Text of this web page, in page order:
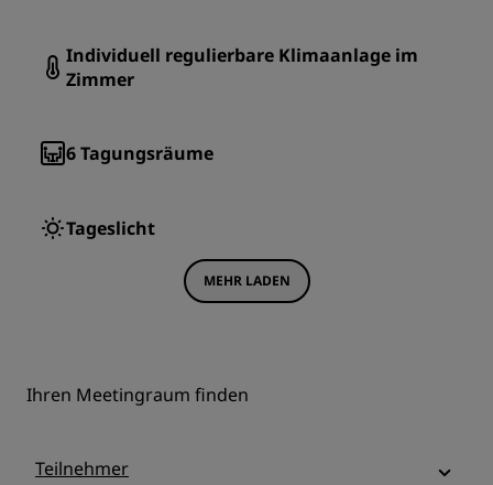
Individuell regulierbare Klimaanlage im
Zimmer
6Tagungsräume
Tageslicht
MEHR LADEN
Ihren Meetingraum finden
Teilnehmer